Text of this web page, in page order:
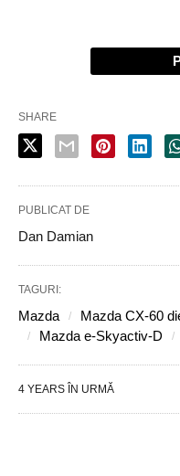
SHARE
PUBLICAT DE
Dan Damian
TAGURI:
Mazda Mazda CX-60
Mazda e-Skyactiv-D
4 YEARS ÎN URMĂ